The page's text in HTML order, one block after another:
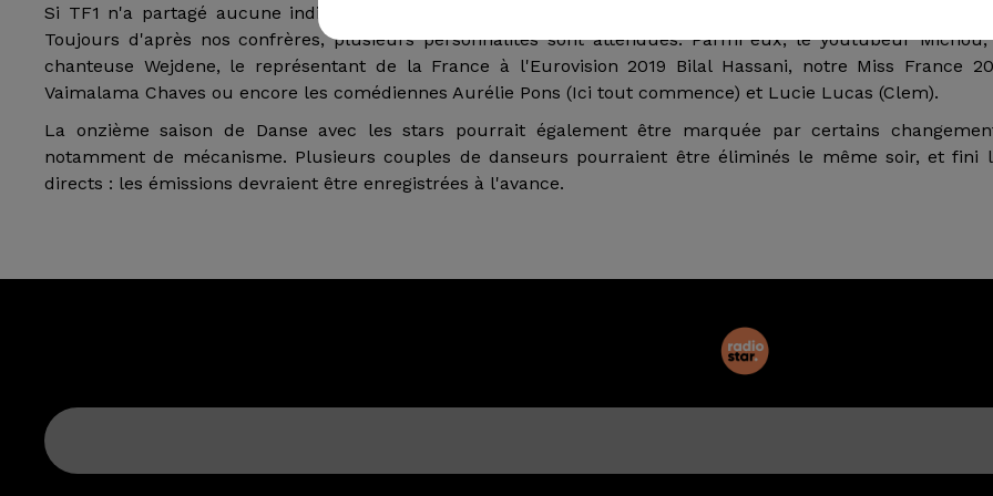
Si TF1 n'a partagé aucune indication quant au casting de cette prochaine édition, quelques noms ont
Toujours d'après nos confrères, plusieurs personnalités sont attendues. Parmi eux, le youtubeur
chanteuse Wejdene, le représentant de la France à l'Eurovision 2019 Bilal Hassani, notre Miss France
Vaimalama Chaves ou encore les comédiennes Aurélie Pons (Ici tout commence) et Lucie Lucas (Clem).
La onzième saison de Danse avec les stars pourrait également être marquée par certains
notamment de mécanisme. Plusieurs couples de danseurs pourraient être éliminés le même soir, et fini
directs : les émissions devraient être enregistrées à l'avance.